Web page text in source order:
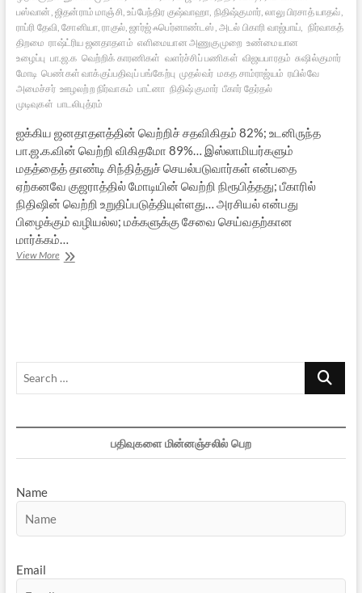
பஸ்வான், ஜிதன்ராம் மாஞ்சி, உப்பேந்திர குஷ்வாஹா, நிதிஷ்குமார், லாலு பிரசாத் யாதவ்,
ராப்ரி தேவி, சோனியா, ராகுல், ஜார்ஜ் ஃபெர்னாண்டஸ், அடல் பிகாரி வாஜ்பாய், நிர்வாகத்
திறமை ராஷ்ட்ரிய ஜனதாதளம் எளிமையான அணுகுமுறை உண்மையான
உழைப்பு பா.ஜ.க வெற்றிக் காரணிகள் வளர்ச்சிப் பணிகள் விஜயபாரதம் சுஷில்குமார்
மோடி பெண்கள் வாக்குப்பதிவுப் பங்கேற்பு முதல்வர் மகத சாம்ராஜ்யம் ரயில்வே
அமைச்சர் ஊழலற்ற நிர்வாகம் பாட்னா நிதிஷ் குமார் பீகார் தேர்தல்
முடிவுகள் பாடலிபுத்ரம்
ஐக்கிய ஜனதாதளத்தின் வெற்றிச் சதவிகிதம் 82%; உடனிருந்த
பா.ஜ.க.வின் வெற்றி விகிதமோ 89%… இஸ்லாமியர்களும்
மதத்தைத் தாண்டி சிந்தித்துச் செயல்படுவார்கள் என்பதை
ஏற்கனவே குஜராத்தில் மோடியின் வெற்றி நிரூபித்தது; பீகாரில்
நிதிஷின் வெற்றி உறுதிப்படுத்தியுள்ளது… அரசியல் என்பது
பிழைக்கும் வழியல்ல; மக்களுக்கு சேவை செய்வதற்கான
மார்க்கம்…
View Moreநல்லாட்சி
Search
பதிவுகளை மின்னஞ்சலில் பெற
Name
Email